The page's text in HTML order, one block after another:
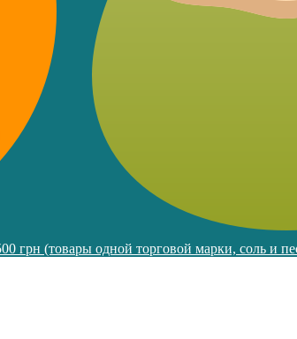
грн (товары одной торговой марки, соль и